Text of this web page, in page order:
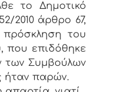
το Δημοτικό
2010 άρθρο 67,
πρόσκληση του
που επιδόθηκε
των Συμβούλων
ήταν παρών.